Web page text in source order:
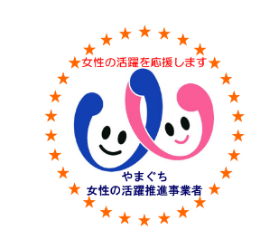
教育・文化・スポーツ
しごと・産業・観光
まちづくり
県政情報